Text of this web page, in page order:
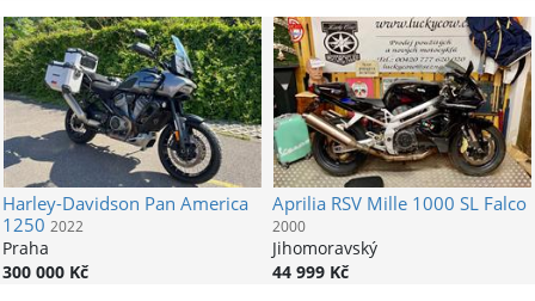
Harley-Davidson Pan America
1250 2022
Praha
300 000 Kč
ApriliaRSV Mille 1000 SL Falco
2000
Jihomoravský
44 999 Kč